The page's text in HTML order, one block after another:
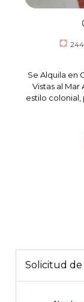
Se Alquila en
Vistas al
estilo colonial,
Solicitud